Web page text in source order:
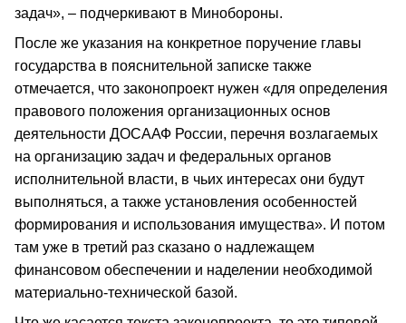
задач», – подчеркивают в Минобороны.
После же указания на конкретное поручение главы
государства в пояснительной записке также
отмечается, что законопроект нужен «для определения
правового положения организационных основ
деятельности ДОСААФ России, перечня возлагаемых
на организацию задач и федеральных органов
исполнительной власти, в чьих интересах они будут
выполняться, а также установления особенностей
формирования и использования имущества». И потом
там уже в третий раз сказано о надлежащем
финансовом обеспечении и наделении необходимой
материально-технической базой.